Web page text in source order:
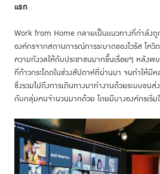
แรก
Work from Home กลายเป็นแนวทางที่กำลังถู
องค์กรจากสถานการณ์การระบาดของไวรัส โควิ
ความกังวลให้กับประชาชนมากขึ้นเรื่อยๆ หลังพ
ที่ก้าวกระโดดในช่วงสัปดาห์ที่ผ่านมา จนทำให้
ซึ่งรวมไปถึงการเดินทางมาทำงานด้วยระบบขน
กับกลุ่มคนจำนวนมากด้วย โดยมีบางองค์กรเริ่ม